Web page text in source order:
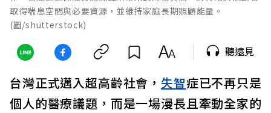
取得喘息空間與必要資源，並維持家庭長期照顧能量。
(圖/shutterstock)
聽遠見
台灣正式邁入超高齡社會， 失智症已不再只是
個人的醫療議題，而是一場漫長且牽動全家的